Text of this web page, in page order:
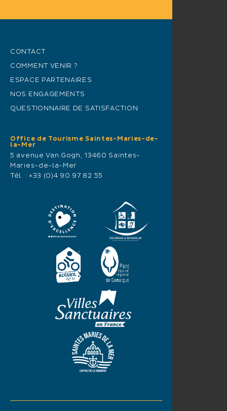
CONTACT
COMMENT VENIR ?
ESPACE PARTENAIRES
NOS ENGAGEMENTS
QUESTIONNAIRE DE SATISFACTION
Office de Tourisme Saintes-Maries-de-
la-Mer
5 avenue Van Gogh, 13460 Saintes-
Maries-de-la-Mer
Tél. : +33 (0)4 90 97 82 55